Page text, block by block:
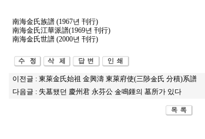
南海金氏族譜 (1967년 刊行)
南海金氏江華派譜(1969년 刊行)
南海金氏世譜 (2000년 刊行)
이전글 : 東萊金氏始祖 金興濤 東萊府使(三陟金氏 分積)系譜
다음글 : 失墓됐던 慶州君 永芬公 金鳴鍾의 墓所가 있다